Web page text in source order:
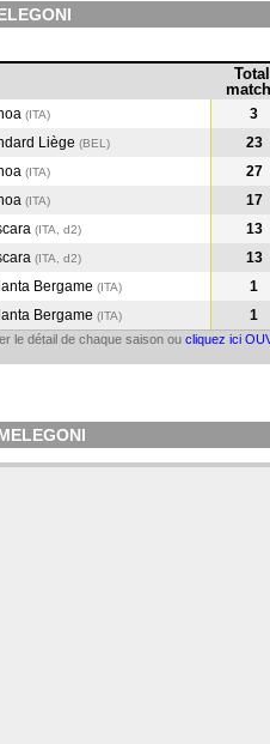
Total
(ITA)
3
Liège (BEL )
23
(ITA)
27
(ITA)
17
(ITA, d2)
13
(ITA, d2)
13
Bergame (ITA)
1
Bergame (ITA) 1
le détail de chaque saison ou cliquez ici